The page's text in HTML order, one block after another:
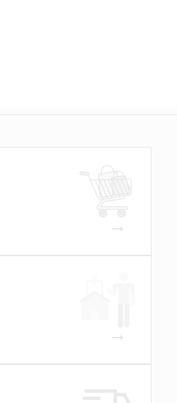
→
→